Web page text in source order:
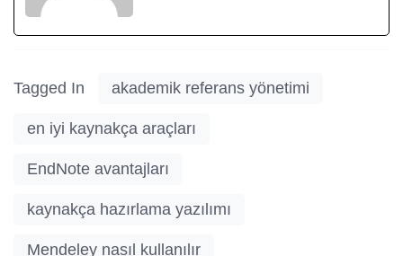
Tagged In akademik referans yönetimi
en iyi kaynakça araçları
EndNote avantajları
kaynakça hazırlama yazılımı
Mendeley nasıl kullanılır